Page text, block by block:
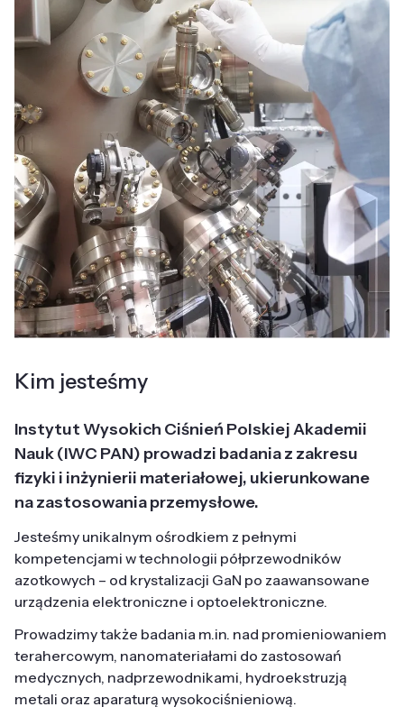
Kim jesteśmy
Instytut Wysokich Ciśnień Polskiej Akademii
Nauk (IWC PAN) prowadzi badania z zakresu
fizyki i inżynierii materiałowej, ukierunkowane
na zastosowania przemysłowe.
Jesteśmy unikalnym ośrodkiem z pełnymi
kompetencjami w technologii półprzewodników
azotkowych – od krystalizacji GaN po zaawansowane
urządzenia elektroniczne i optoelektroniczne.
Prowadzimy także badania m.in. nad promieniowaniem
terahercowym, nanomateriałami do zastosowań
medycznych, nadprzewodnikami, hydroekstruzją
metali oraz aparaturą wysokociśnieniową.